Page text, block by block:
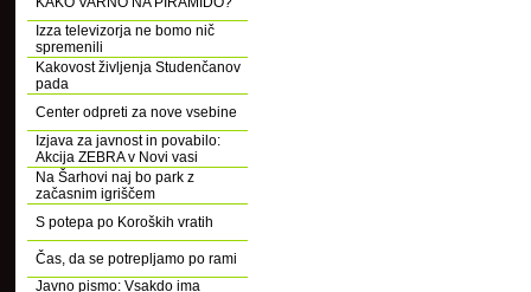
Izza televizorja ne bomo nič
spremenili
Kakovost življenja Studenčanov
pada
Center odpreti za nove vsebine
Izjava za javnost in povabilo:
Akcija ZEBRA v Novi vasi
Na Šarhovi naj bo park z
začasnim igriščem
S potepa po Koroških vratih
Čas, da se potrepljamo po rami
Javno pismo: Vsakdo ima